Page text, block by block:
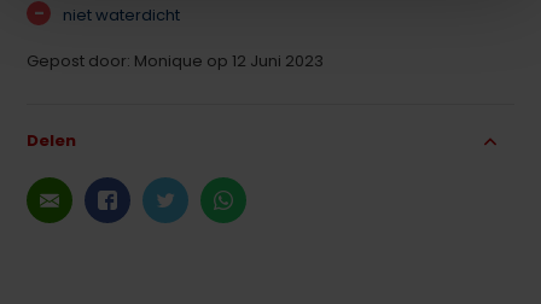
-
niet waterdicht
Gepost door: Monique op 12 Juni 2023
Delen